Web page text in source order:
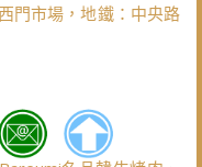
門市場，地鐵：中央路